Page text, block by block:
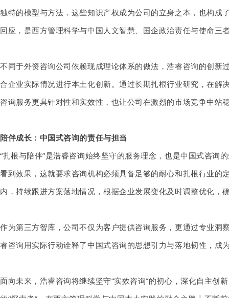
独特的模型与方法，这些知识产权成为公司的立身之本，也构
回应，是西方管理科学与中国人文智慧、国企政治责任与使命三
不同于外资咨询公司依赖现成理论体系的做法，浩睿咨询的创
合企业实际情况进行本土化创新。通过长期扎根行业研究，在
咨询服务更具针对性和实效性，也让公司在激烈的市场竞争中站
陪伴成长：中国式咨询的责任与担当
“扎根与陪伴”是浩睿咨询始终坚守的服务理念，也是中国式咨
看到效果，这就要求咨询机构必须具备足够的耐心和扎根行业的
内，持续跟进方案落地情况，根据企业发展变化及时调整优化，
作为第三方智库，公司不仅为客户提供咨询服务，更通过专业
睿咨询用实际行动诠释了中国式咨询的思想引力与落地韧性，成
面向未来，浩睿咨询将继续坚守“实效咨询”的初心，深化自主创